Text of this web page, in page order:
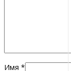
Имя *